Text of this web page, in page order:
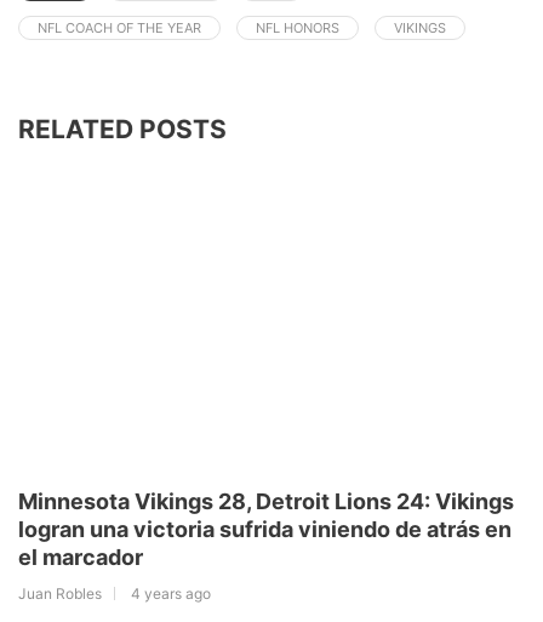
NFL COACH OF THE YEAR NFL HONORS VIKINGS
RELATED POSTS
Minnesota Vikings 28, Detroit Lions 24: Vikings
logran una victoria sufrida viniendo de atrás en
el marcador
Juan Robles 4 years ago